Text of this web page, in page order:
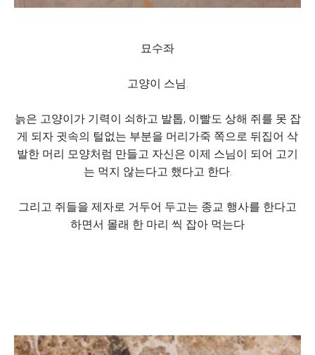
묘수좌
고양이 스님.
늙은 고양이가 기력이 쇠하고 발톱, 이빨도 상해 쥐를 못 잡
게 되자 귓속의 털없는 부분을 머리가죽 쪽으로 뒤집어 삭
발한 머리 모양처럼 만들고 자신은 이제 스님이 되어 고기
는 먹지 않는다고 했다고 한다.
그리고 쥐들을 제자로 거두어 두고는 종교 행사를 한다고
하면서 몰래 한 마리 씩 잡아 먹는다